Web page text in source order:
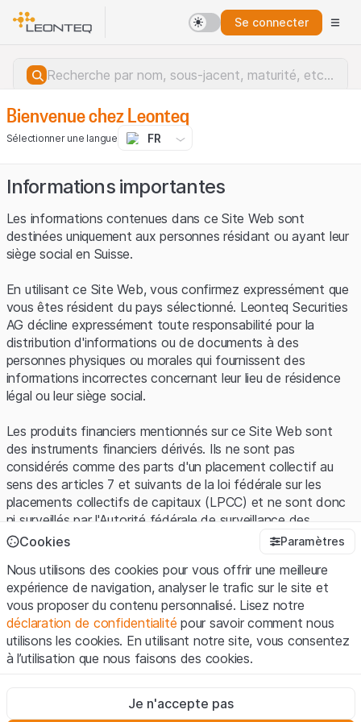
Se connecter
Erreur du serveur.
Bienvenue chez Leonteq
Sélectionner une langue FR
Informations importantes
Les informations contenues dans ce Site Web sont
destinées uniquement aux personnes résidant ou ayant leur
siège social en Suisse.
En utilisant ce Site Web, vous confirmez expressément que
vous êtes résident du pays sélectionné. Leonteq Securities
AG décline expressément toute responsabilité pour la
distribution d'informations ou de documents à des
personnes physiques ou morales qui fournissent des
informations incorrectes concernant leur lieu de résidence
légal ou leur siège social.
Les produits financiers mentionnés sur ce Site Web sont
des instruments financiers dérivés. Ils ne sont pas
considérés comme des parts d'un placement collectif au
sens des articles 7 et suivants de la loi fédérale sur les
placements collectifs de capitaux (LPCC) et ne sont donc
ni surveillés par l'Autorité fédérale de surveillance des
marchés financiers (FINMA) ni enregistrés auprès de la
protection spécifique des investisseurs prévue par la LPCC.
Conditions d'utilisation et informations juridiques
En utilisant le Site Web de Leonteq Securities AG (ci-après
"Site Web"), vous confirmez que vous avez compris et que
vous acceptez les informations juridiques, les notes
vous n'acceptez pas les Conditions d'utilisation, veuillez-
vous abstenir d'utiliser ce Site Web.
Cookies Paramètres
Nous utilisons des cookies pour vous offrir une meilleure
expérience de navigation, analyser le trafic sur le site et
vous proposer du contenu personnalisé. Lisez notre
déclaration de confidentialité pour savoir comment nous
utilisons les cookies. En utilisant notre site, vous consentez
à l’utilisation que nous faisons des cookies.
Ces cookies sont nécessaires au bon fonctionnement du site
Je n'accepte pas